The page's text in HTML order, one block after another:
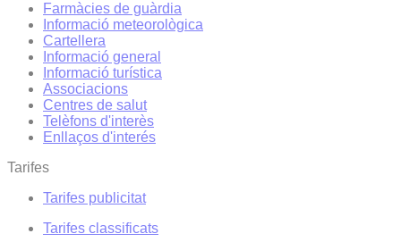
Farmàcies de guàrdia
Informació meteorològica
Cartellera
Informació general
Informació turística
Associacions
Centres de salut
Telèfons d'interès
Enllaços d'interés
Tarifes
Tarifes publicitat
Tarifes classificats